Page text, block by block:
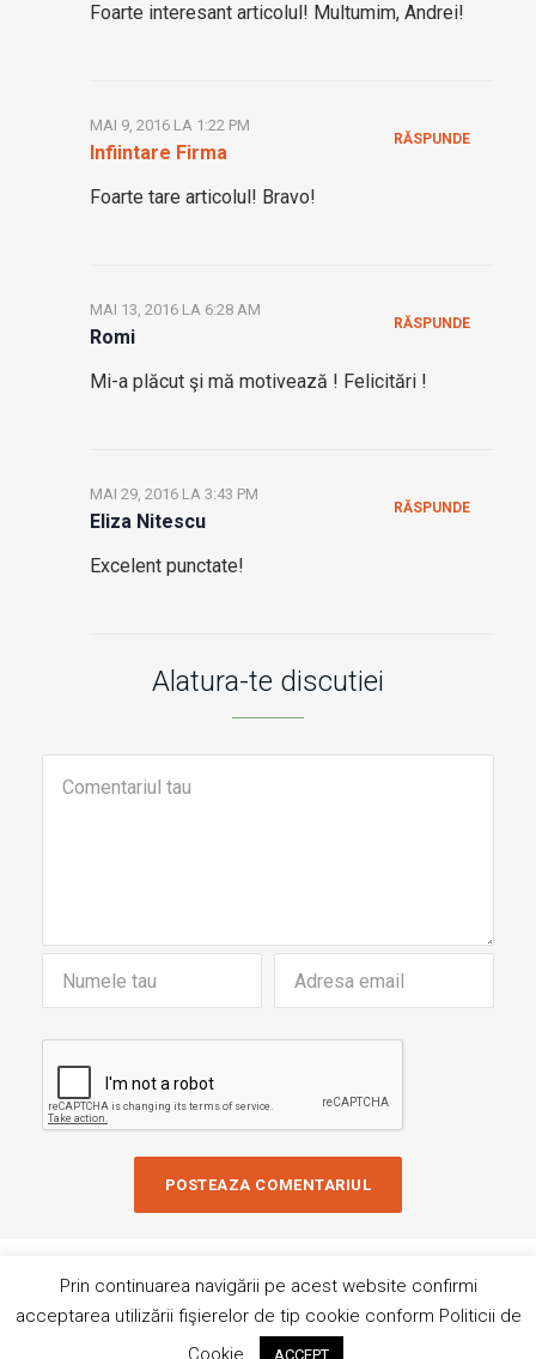
Foarte interesant articolul! Multumim, Andrei!
Infiintare Firma
MAI 9, 2016 LA 1:22 PM
Foarte tare articolul! Bravo!
RĂSPUNDE
Romi
MAI 13, 2016 LA 6:28 AM
Mi-a plăcut şi mă motivează ! Felicitări !
RĂSPUNDE
Eliza Nitescu
MAI 29, 2016 LA 3:43 PM
Excelent punctate!
RĂSPUNDE
Alatura-te discutiei
Contact
Site de84colors
Hai sa ne imprietenim!
Prin continuarea navigării pe acest website confirmi
acceptarea utilizării fişierelor de tip cookie conform Politicii de
Cookie.
ACCEPT